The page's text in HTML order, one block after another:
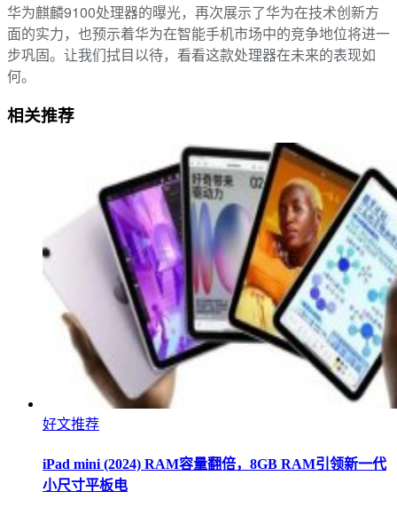
华为麒麟9100处理器的曝光，再次展示了华为在技术创新方
面的实力，也预示着华为在智能手机市场中的竞争地位将进一
步巩固。让我们拭目以待，看看这款处理器在未来的表现如
何。
相关推荐
好文推荐
iPad mini (2024) RAM容量翻倍，8GB RAM引领新一代
小尺寸平板电